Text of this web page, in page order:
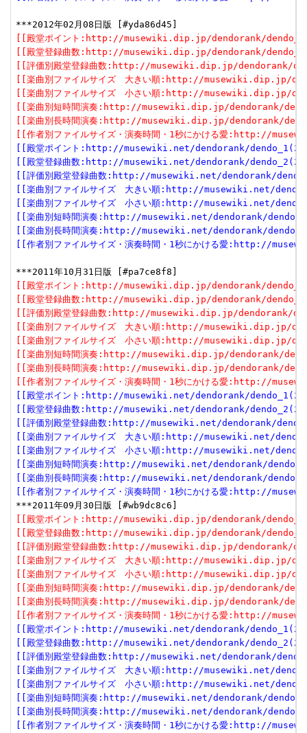
[[殿堂ポイント:http://musewiki.dip.jp/dendorank/
[[殿堂登録曲数:http://musewiki.dip.jp/dendorank/
[[評価別殿堂登録曲数:http://musewiki.dip.jp/dendorank/
[[楽曲別ファイルサイズ　大きい順:http://musewiki.dip.jp/
[[楽曲別ファイルサイズ　小さい順:http://musewiki.dip.jp/
[[楽曲別短時間演奏:http://musewiki.dip.jp/dendorank/
[[楽曲別長時間演奏:http://musewiki.dip.jp/dendorank/
[[作者別ファイルサイズ・演奏時間・1秒にかける愛:http://
[[殿堂ポイント:http://musewiki.net/dendorank/
[[殿堂登録曲数:http://musewiki.net/dendorank/
[[評価別殿堂登録曲数:http://musewiki.net/dendorank/
[[楽曲別ファイルサイズ　大きい順:http://musewiki.net/
[[楽曲別ファイルサイズ　小さい順:http://musewiki.net/
[[楽曲別短時間演奏:http://musewiki.net/dendorank/
[[楽曲別長時間演奏:http://musewiki.net/dendorank/
[[作者別ファイルサイズ・演奏時間・1秒にかける愛:http://
[[殿堂ポイント:http://musewiki.dip.jp/dendorank/
[[殿堂登録曲数:http://musewiki.dip.jp/dendorank/
[[評価別殿堂登録曲数:http://musewiki.dip.jp/dendorank/
[[楽曲別ファイルサイズ　大きい順:http://musewiki.dip.jp/
[[楽曲別ファイルサイズ　小さい順:http://musewiki.dip.jp/
[[楽曲別短時間演奏:http://musewiki.dip.jp/dendorank/
[[楽曲別長時間演奏:http://musewiki.dip.jp/dendorank/
[[作者別ファイルサイズ・演奏時間・1秒にかける愛:http://
[[殿堂ポイント:http://musewiki.net/dendorank/
[[殿堂登録曲数:http://musewiki.net/dendorank/
[[評価別殿堂登録曲数:http://musewiki.net/dendorank/
[[楽曲別ファイルサイズ　大きい順:http://musewiki.net/
[[楽曲別ファイルサイズ　小さい順:http://musewiki.net/
[[楽曲別短時間演奏:http://musewiki.net/dendorank/
[[楽曲別長時間演奏:http://musewiki.net/dendorank/
[[作者別ファイルサイズ・演奏時間・1秒にかける愛:http://
[[殿堂ポイント:http://musewiki.dip.jp/dendorank/
[[殿堂登録曲数:http://musewiki.dip.jp/dendorank/
[[評価別殿堂登録曲数:http://musewiki.dip.jp/dendorank/
[[楽曲別ファイルサイズ　大きい順:http://musewiki.dip.jp/
[[楽曲別ファイルサイズ　小さい順:http://musewiki.dip.jp/
[[楽曲別短時間演奏:http://musewiki.dip.jp/dendorank/
[[楽曲別長時間演奏:http://musewiki.dip.jp/dendorank/
[[作者別ファイルサイズ・演奏時間・1秒にかける愛:http://
[[殿堂ポイント:http://musewiki.net/dendorank/
[[殿堂登録曲数:http://musewiki.net/dendorank/
[[評価別殿堂登録曲数:http://musewiki.net/dendorank/
[[楽曲別ファイルサイズ　大きい順:http://musewiki.net/
[[楽曲別ファイルサイズ　小さい順:http://musewiki.net/
[[楽曲別短時間演奏:http://musewiki.net/dendorank/
[[楽曲別長時間演奏:http://musewiki.net/dendorank/
[[作者別ファイルサイズ・演奏時間・1秒にかける愛:http://